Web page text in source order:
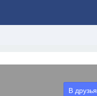
В друзья